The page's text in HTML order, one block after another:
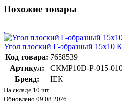
Похожие товары
Угол плоский Г-образный
Код товара: 7658539
Артикул:
CKMP10D-P-015-
Бренд:
IEK
На складе 10 шт
Обновлено 09.08.2026